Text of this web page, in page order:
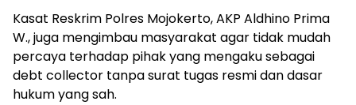
Kasat Reskrim Polres Mojokerto, AKP Aldhino Prima
W., juga mengimbau masyarakat agar tidak mudah
percaya terhadap pihak yang mengaku sebagai
debt collector tanpa surat tugas resmi dan dasar
hukum yang sah.